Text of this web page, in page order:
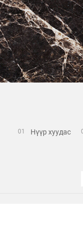
Нүүр хуудас